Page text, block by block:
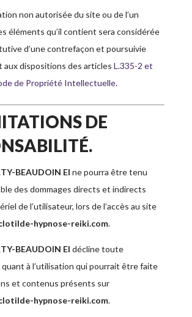
non autorisée du site ou de l’un
éléments qu’il contient sera considérée
d’une contrefaçon et poursuivie
aux dispositions des articles L.335-2 et
de Propriété Intellectuelle.
DE
BEAUDOIN EI ne pourra être tenu
des dommages directs et indirects
de l’utilisateur, lors de l’accès au site
hypnose-reiki.com.
BEAUDOIN EI décline toute
à l’utilisation qui pourrait être faite
et contenus présents sur
hypnose-reiki.com.